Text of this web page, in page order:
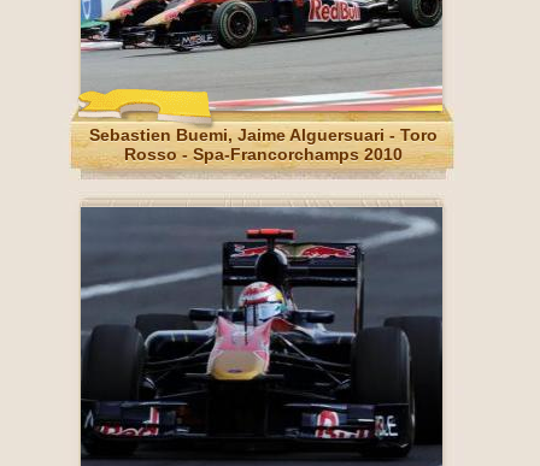
Sebastien Buemi, Jaime Alguersuari - Toro
Rosso - Spa-Francorchamps 2010